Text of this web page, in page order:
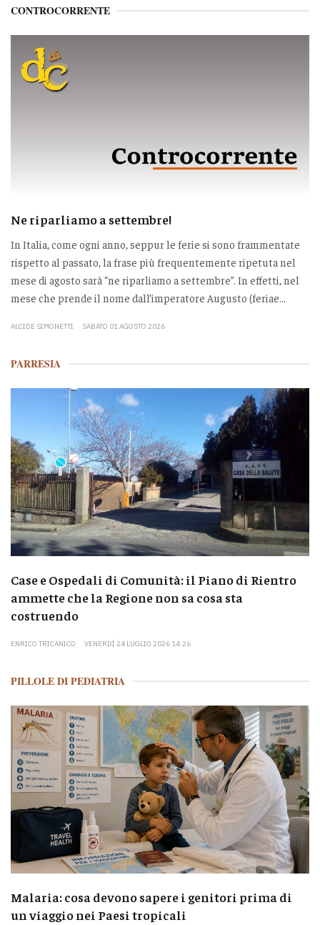
CONTROCORRENTE
Ne riparliamo a settembre!
In Italia, come ogni anno, seppur le ferie si sono frammentate
rispetto al passato, la frase più frequentemente ripetuta nel
mese di agosto sarà “ne riparliamo a settembre”. In effetti, nel
mese che prende il nome dall’imperatore Augusto (feriae...
ALCIDE SIMONETTI SABATO 01 AGOSTO 2026
PARRESIA
Case e Ospedali di Comunità: il Piano di Rientro
ammette che la Regione non sa cosa sta
costruendo
ENRICO TRICANICO VENERDÌ 24 LUGLIO 2026 14:26
PILLOLE DI PEDIATRIA
Malaria: cosa devono sapere i genitori prima di
un viaggio nei Paesi tropicali